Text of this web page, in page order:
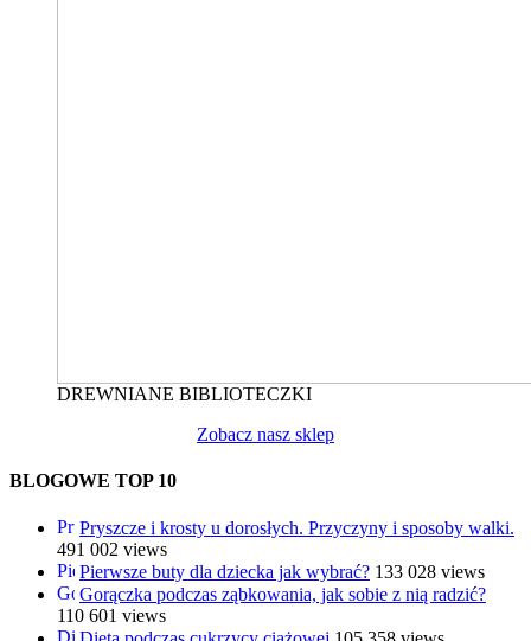
DREWNIANE BIBLIOTECZKI
Zobacz nasz sklep
BLOGOWE TOP 10
Pryszcze i krosty u dorosłych. Przyczyny i sposoby walki.
491 002 views
Pierwsze buty dla dziecka jak wybrać? 133 028 views
Gorączka podczas ząbkowania, jak sobie z nią radzić?
110 601 views